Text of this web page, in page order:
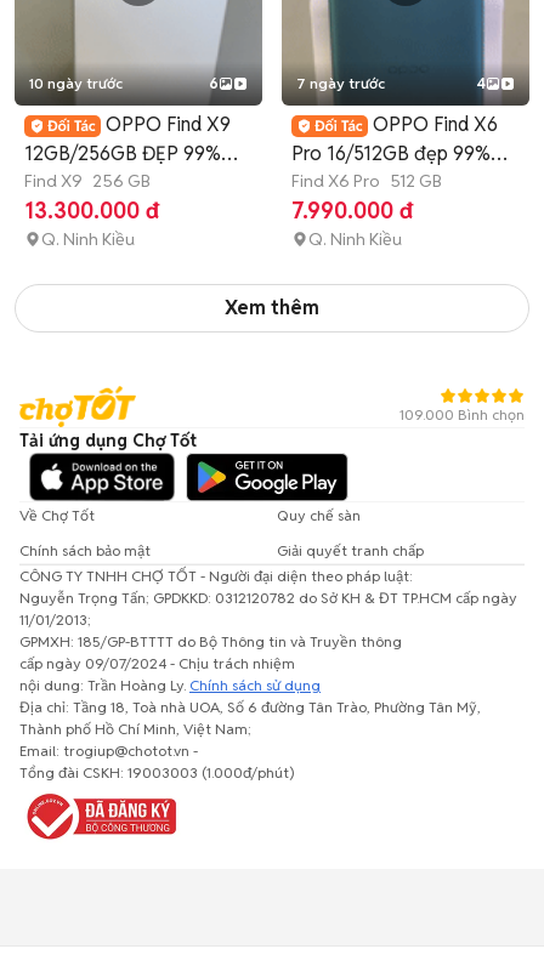
10 ngày trước 6
OPPO Find X9
12GB/256GB ĐẸP 99%
SHIP COD
Find X9 256 GB
13.300.000 đ
Q. Ninh Kiều
7 ngày trước 4
OPPO Find X6
Pro 16/512GB đẹp 99%
CÓ SHIP
Find X6 Pro 512 GB
7.990.000 đ
Q. Ninh Kiều
Xem thêm
109.000 Bình chọn
Tải ứng dụng Chợ Tốt
Về Chợ Tốt
Quy chế sàn
Chính sách bảo mật
Giải quyết tranh chấp
CÔNG TY TNHH CHỢ TỐT - Người đại diện theo pháp luật:
Nguyễn Trọng Tấn; GPDKKD: 0312120782 do Sở KH & ĐT TP.HCM cấp ngày
11/01/2013;
GPMXH: 185/GP-BTTTT do Bộ Thông tin và Truyền thông
cấp ngày 09/07/2024 - Chịu trách nhiệm
nội dung: Trần Hoàng Ly. Chính sách sử dụng
Địa chỉ: Tầng 18, Toà nhà UOA, Số 6 đường Tân Trào, Phường Tân Mỹ,
Thành phố Hồ Chí Minh, Việt Nam;
Email: trogiup@chotot.vn -
Tổng đài CSKH: 19003003 (1.000đ/phút)